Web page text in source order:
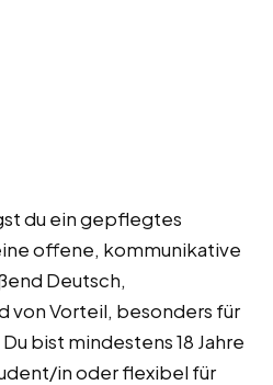
du ein gepflegtes
offene, kommunikative
Deutsch,
von Vorteil, besonders für
bist mindestens 18 Jahre
in oder flexibel für